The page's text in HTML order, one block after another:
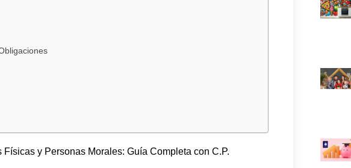
y Personas Morales: Guía Completa con C.P.